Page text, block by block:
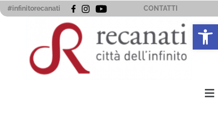
Vai
al
#infinitorecanati CONTATTI
Apri la